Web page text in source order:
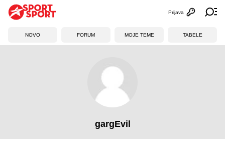
Otvori
Prijava
NOVO FORUM MOJE TEME TABELE
gargEvil